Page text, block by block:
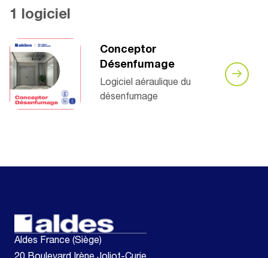
1 logiciel
Conceptor
Désenfumage
Logiciel aéraulique du
désenfumage
Aldes France (Siège)